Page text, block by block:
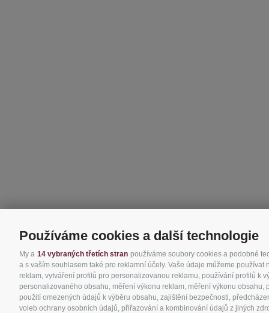
Používáme cookies a další technologie
My a 14 vybraných třetích stran používáme soubory cookies a podobné
a s vaším souhlasem také pro reklamní účely. Vaše údaje můžeme
reklam, vytváření profilů pro personalizovanou reklamu, používání profilů k
personalizovaného obsahu, měření výkonu reklam, měření výkonu
použití omezených údajů k výběru obsahu, zajištění bezpečnosti,
voleb ochrany osobních údajů, přiřazování a kombinování údajů z jiných